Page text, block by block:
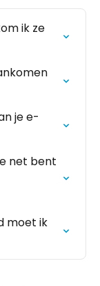
ik ze
je e-
net bent
moet ik